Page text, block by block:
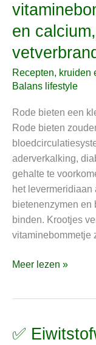
en
Recepten, kruiden
Balans lifestyle
Rode bieten een
Rode bieten
aderverkalking,
gehalte te
het
bietenenzymen
binden. Krootjes
vitaminebommetje
bieten,
het
kleurrijke
vitaminebommetje
vol
met
ijzer
en
calcium,
dat
vetverbranding
stimuleert
Meer lezen »
✅
✅